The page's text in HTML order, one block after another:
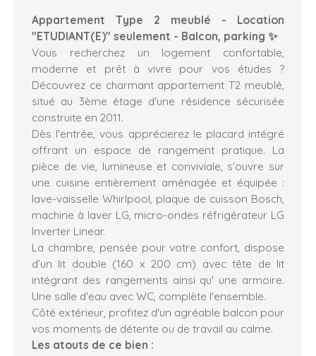
Appartement Type 2 meublé
- Location
"ETUDIANT(E)" seulement - Balcon, parking ✨
Vous recherchez un logement confortable,
moderne et prêt à vivre pour vos études ?
Découvrez ce charmant appartement T2 meublé,
situé au 3ème étage d'une résidence sécurisée
construite en 2011.
Dès l'entrée, vous apprécierez le placard intégré
offrant un espace de rangement pratique. La
pièce de vie, lumineuse et conviviale, s'ouvre sur
une cuisine entièrement aménagée et équipée :
lave-vaisselle Whirlpool, plaque de cuisson Bosch,
machine à laver LG, micro-ondes réfrigérateur LG
Inverter Linear.
La chambre, pensée pour votre confort, dispose
d’un lit double (160 x 200 cm) avec tête de lit
intégrant des rangements ainsi qu' une armoire.
Une salle d'eau avec WC, complète l'ensemble.
Côté extérieur, profitez d'un agréable balcon pour
vos moments de détente ou de travail au calme.
Les atouts de ce bien :